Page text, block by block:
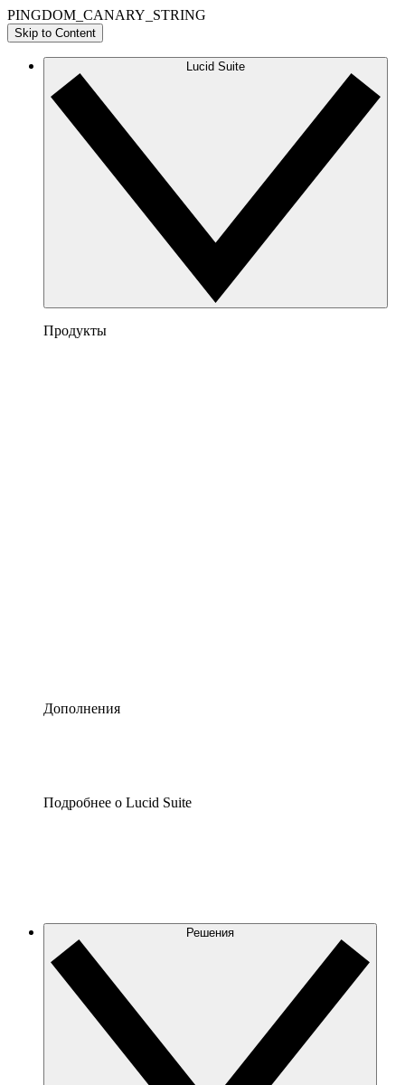
PINGDOM_CANARY_STRING
Skip to Content
Lucid Suite
Продукты
Дополнения
Подробнее о Lucid Suite
Решения